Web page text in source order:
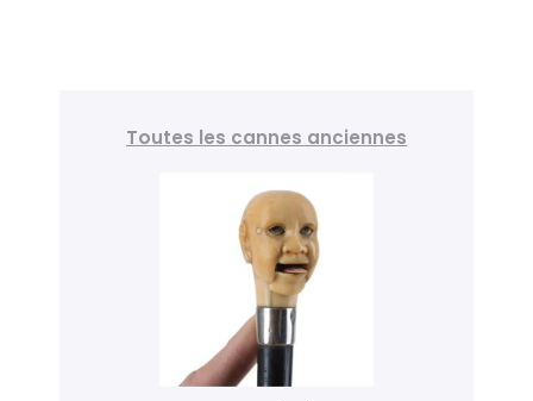
Toutes les cannes anciennes